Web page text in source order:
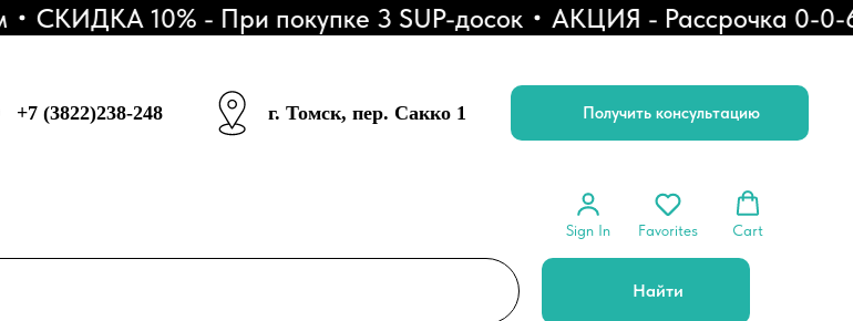
СКИДКА 10% - При покупке 3 SUP-досок АКЦИЯ - Рассрочка 0-0-6
+7 (3822)238-248 г. Томск, пер. Сакко 1 Получить консультацию
Sign In Favorites Cart
Найти